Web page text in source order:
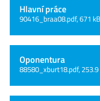
Hlavní práce
90416_braa08.pdf, 671 kB
Oponentura
88580_xburt18.pdf, 253.9